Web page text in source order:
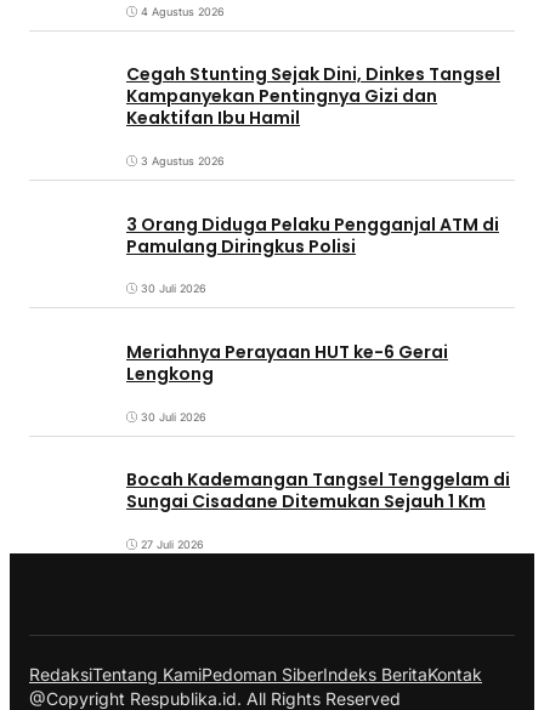
4 Agustus 2026
Cegah Stunting Sejak Dini, Dinkes Tangsel
Kampanyekan Pentingnya Gizi dan
Keaktifan Ibu Hamil
3 Agustus 2026
3 Orang Diduga Pelaku Pengganjal ATM di
Pamulang Diringkus Polisi
30 Juli 2026
Meriahnya Perayaan HUT ke-6 Gerai
Lengkong
30 Juli 2026
Bocah Kademangan Tangsel Tenggelam di
Sungai Cisadane Ditemukan Sejauh 1 Km
27 Juli 2026
RedaksiTentang KamiPedoman SiberIndeks BeritaKontak
@Copyright Respublika.id. All Rights Reserved